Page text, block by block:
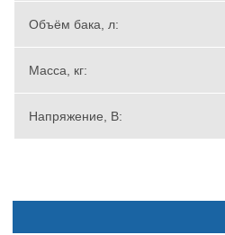
Объём бака, л:
Масса, кг:
Напряжение, В: